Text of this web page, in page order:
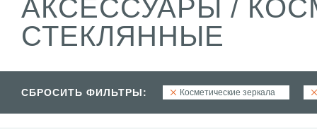
АКСЕССУАРЫ /
СТЕКЛЯННЫЕ
СБРОСИТЬ ФИЛЬТРЫ: Косметические зеркала